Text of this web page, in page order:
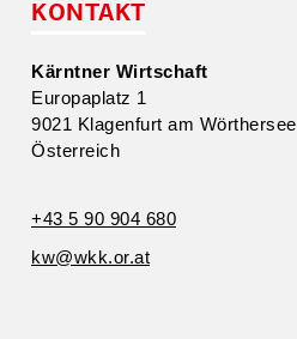
KONTAKT
Kärntner Wirtschaft
Europa­platz 1
9021 Klagenfurt am Wörthersee
Öster­reich
+43 5 90 904 680
kw@​wkk.​or.​at